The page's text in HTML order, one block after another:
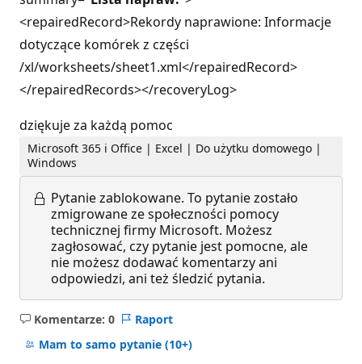
<repairedRecord>Rekordy naprawione: Informacje
dotyczące komórek z części
/xl/worksheets/sheet1.xml</repairedRecord>
</repairedRecords></recoveryLog>
dziękuje za każdą pomoc
Microsoft 365 i Office | Excel | Do użytku domowego |
Windows
Pytanie zablokowane. To pytanie zostało
zmigrowane ze społeczności pomocy
technicznej firmy Microsoft. Możesz
zagłosować, czy pytanie jest pomocne, ale
nie możesz dodawać komentarzy ani
odpowiedzi, ani też śledzić pytania.
Komentarze: 0
Brak
komentarzy
Raport
Mam to samo pytanie (10+)